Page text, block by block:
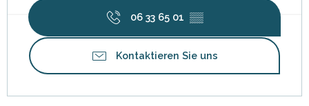
06 33 65 01 ▒▒
Kontaktieren Sie uns